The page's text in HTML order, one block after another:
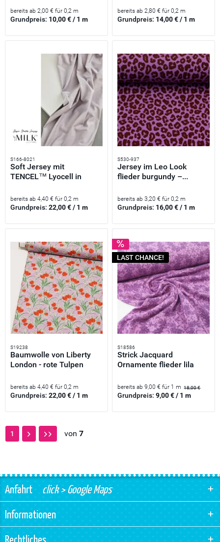
bereits ab 2,00 € für 0,2 m
Grundpreis: 10,00 € / 1 m
bereits ab 2,80 € für 0,2 m
Grundpreis: 14,00 € / 1 m
S166-8021
Soft Jersey mit
TENCEL™ Lyocell in
bereits ab 4,40 € für 0,2 m
Grundpreis:22,00 € / 1 m
S530-937
Jersey im Leo Look
flieder burgundy –...
bereits ab 3,20 € für 0,2 m
Grundpreis: 16,00 € / 1 m
S19238
Baumwolle von Liberty
London - rote Tulpen
bereits ab 4,40 € für 0,2 m
Grundpreis:22,00 € / 1 m
LAST CHANCE!
S18586
Strick Jacquard
Ornamente flieder lila
bereits ab 9,00 € für 1 m 18,00 €
Grundpreis:9,00 € / 1 m
1 von 7
Anfahrtclick > Google Maps
Informationen
Rechtliches